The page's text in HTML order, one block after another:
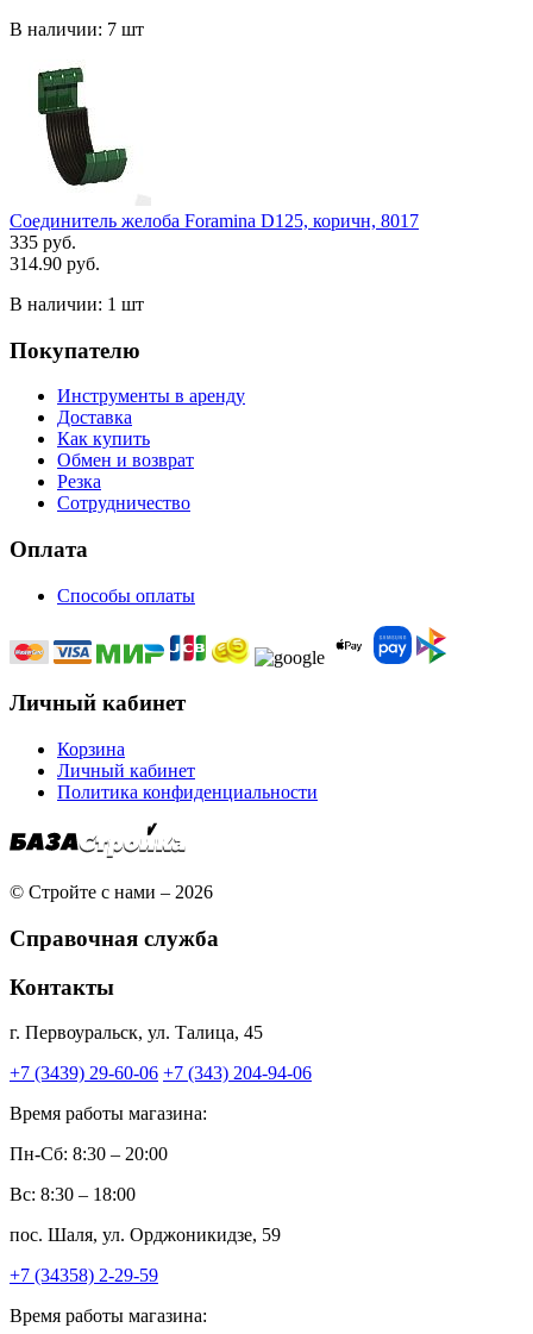
В наличии: 7 шт
Соединитель желоба Foramina D125, коричн, 8017
335 руб.
314.90 руб.
В наличии: 1 шт
Покупателю
Инструменты в аренду
Доставка
Как купить
Обмен и возврат
Резка
Сотрудничество
Оплата
Способы оплаты
Личный кабинет
Корзина
Личный кабинет
Политика конфиденциальности
© Стройте с нами – 2026
Справочная служба
Контакты
г. Первоуральск, ул. Талица, 45
+7 (3439) 29-60-06 +7 (343) 204-94-06
Время работы магазина:
Пн-Сб: 8:30 – 20:00
Вс: 8:30 – 18:00
пос. Шаля, ул. Орджоникидзе, 59
+7 (34358) 2-29-59
Время работы магазина: